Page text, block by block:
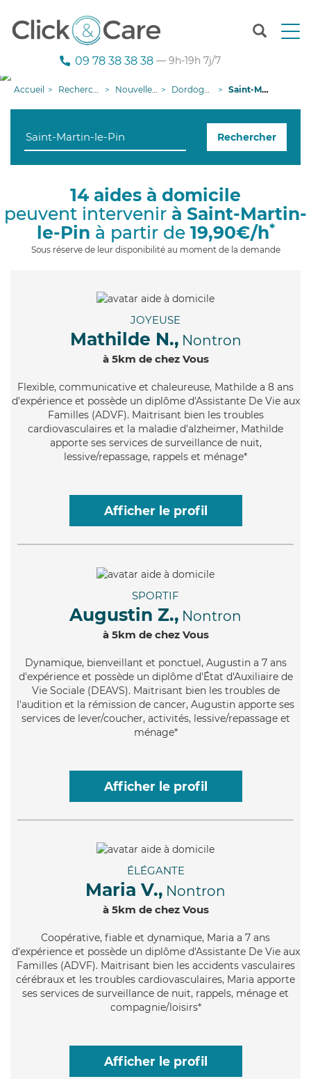
T
n
g
i
09 78 38 38 38 — 9h-19h 7j/7
Accueil Recherche aide à domicile Nouvelle-Aquitaine Dordogne Saint-Martin-le-Pin
Rechercher
14 aides à domicile
peuvent intervenir à Saint-Martin-
le-Pin à partir de 19,90€/h*
Sous réserve de leur disponibilité au moment de la demande
JOYEUSE
Mathilde N., Nontron
à 5km de chez Vous
Flexible, communicative et chaleureuse, Mathilde a 8 ans
d'expérience et possède un diplôme d'Assistante De Vie aux
Familles (ADVF). Maitrisant bien les troubles
cardiovasculaires et la maladie d'alzheimer, Mathilde
apporte ses services de surveillance de nuit,
lessive/repassage, rappels et ménage*
Afficher le profil
SPORTIF
Augustin Z., Nontron
à 5km de chez Vous
Dynamique, bienveillant et ponctuel, Augustin a 7 ans
d'expérience et possède un diplôme d'État d'Auxiliaire de
Vie Sociale (DEAVS). Maitrisant bien les troubles de
l'audition et la rémission de cancer, Augustin apporte ses
services de lever/coucher, activités, lessive/repassage et
ménage*
Afficher le profil
ÉLÉGANTE
Maria V., Nontron
à 5km de chez Vous
Coopérative, fiable et dynamique, Maria a 7 ans
d'expérience et possède un diplôme d'Assistante De Vie aux
Familles (ADVF). Maitrisant bien les accidents vasculaires
cérébraux et les troubles cardiovasculaires, Maria apporte
ses services de surveillance de nuit, rappels, ménage et
compagnie/loisirs*
Afficher le profil